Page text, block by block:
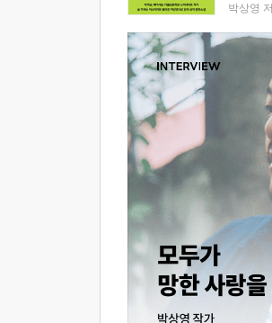
박상영 저